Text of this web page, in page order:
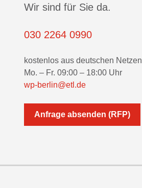
Wir sind für Sie da.
030 2264 0990
kostenlos aus deutschen Netzen
Mo. – Fr. 09:00 – 18:00 Uhr
wp-berlin@etl.de
Anfrage absenden (RFP)